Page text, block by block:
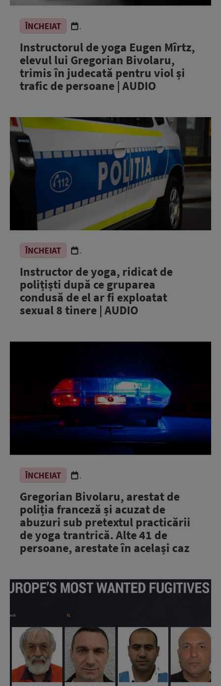
ÎNCHEIAT .
Instructorul de yoga Eugen Mîrtz,
elevul lui Gregorian Bivolaru,
trimis în judecată pentru viol și
trafic de persoane | AUDIO
ÎNCHEIAT .
Instructor de yoga, ridicat de
polițiști după ce gruparea
condusă de el ar fi exploatat
sexual 8 tinere | AUDIO
ÎNCHEIAT .
Gregorian Bivolaru, arestat de
poliția franceză și acuzat de
abuzuri sub pretextul practicării
de yoga trantrică. Alte 41 de
persoane, arestate în același caz